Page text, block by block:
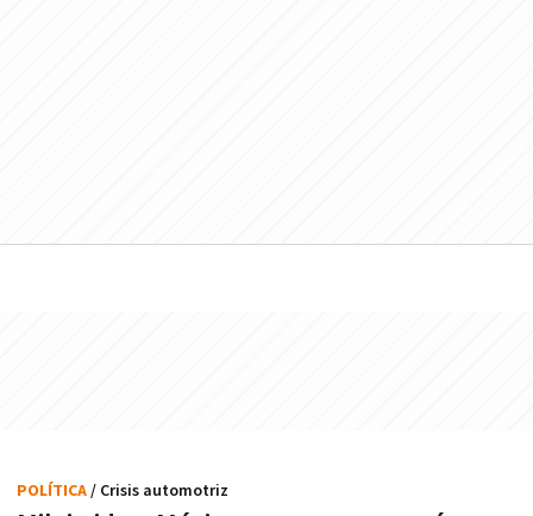
POLÍTICA/ Crisis automotriz